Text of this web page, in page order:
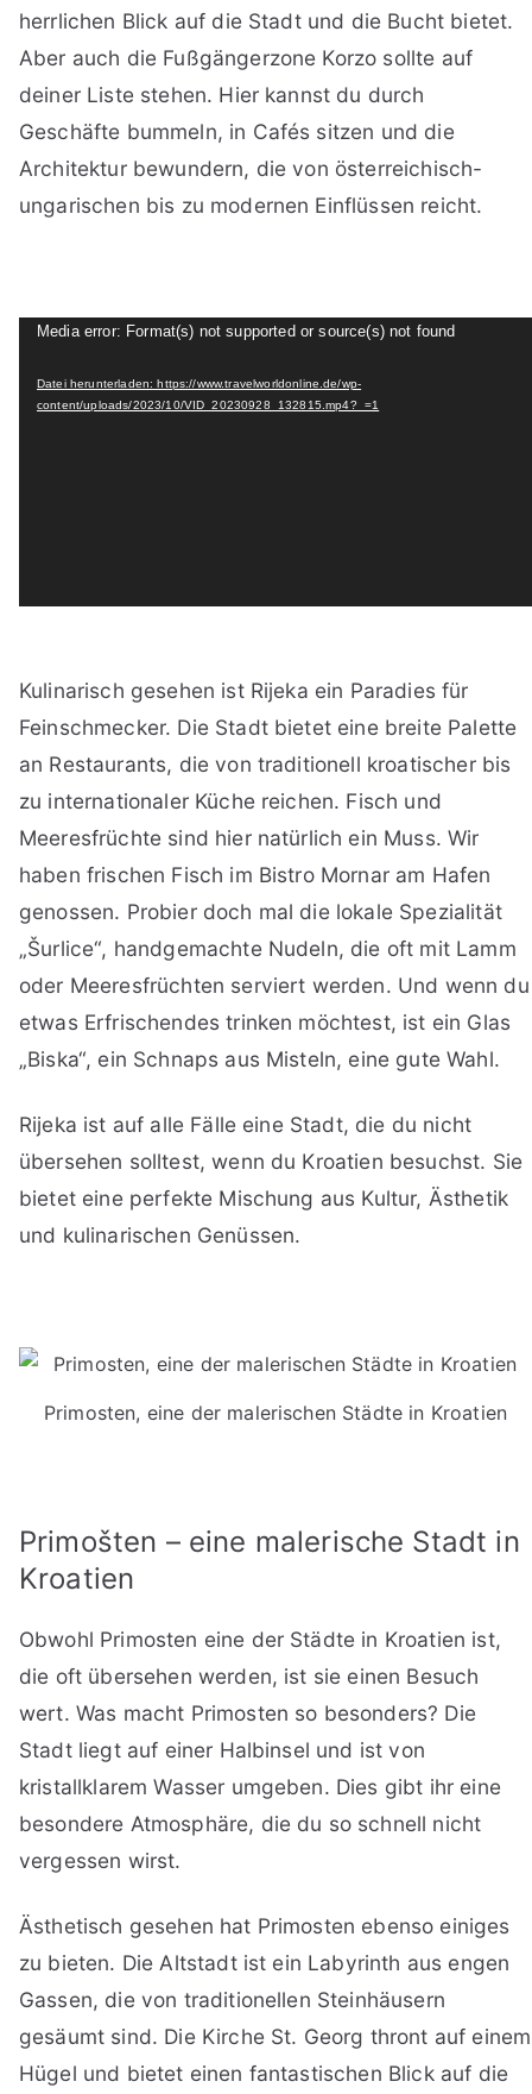
herrlichen Blick auf die Stadt und die Bucht bietet.
Aber auch die Fußgängerzone Korzo sollte auf
deiner Liste stehen. Hier kannst du durch
Geschäfte bummeln, in Cafés sitzen und die
Architektur bewundern, die von österreichisch-
ungarischen bis zu modernen Einflüssen reicht.
Video-
Media error: Format(s) not supported or source(s) not found
Datei herunterladen: https://www.travelworldonline.de/wp-
content/uploads/2023/10/VID_20230928_132815.mp4?_=1
Kulinarisch gesehen ist Rijeka ein Paradies für
Feinschmecker. Die Stadt bietet eine breite Palette
an Restaurants, die von traditionell kroatischer bis
zu internationaler Küche reichen. Fisch und
Meeresfrüchte sind hier natürlich ein Muss. Wir
haben frischen Fisch im Bistro Mornar am Hafen
genossen. Probier doch mal die lokale Spezialität
„Šurlice“, handgemachte Nudeln, die oft mit Lamm
oder Meeresfrüchten serviert werden. Und wenn du
etwas Erfrischendes trinken möchtest, ist ein Glas
„Biska“, ein Schnaps aus Misteln, eine gute Wahl.
Rijeka ist auf alle Fälle eine Stadt, die du nicht
übersehen solltest, wenn du Kroatien besuchst. Sie
bietet eine perfekte Mischung aus Kultur, Ästhetik
und kulinarischen Genüssen.
Primosten, eine der malerischen Städte in Kroatien
Primošten – eine malerische Stadt in
Kroatien
Obwohl Primosten eine der Städte in Kroatien ist,
die oft übersehen werden, ist sie einen Besuch
wert. Was macht Primosten so besonders? Die
Stadt liegt auf einer Halbinsel und ist von
kristallklarem Wasser umgeben. Dies gibt ihr eine
besondere Atmosphäre, die du so schnell nicht
vergessen wirst.
Ästhetisch gesehen hat Primosten ebenso einiges
zu bieten. Die Altstadt ist ein Labyrinth aus engen
Gassen, die von traditionellen Steinhäusern
gesäumt sind. Die Kirche St. Georg thront auf einem
Hügel und bietet einen fantastischen Blick auf die